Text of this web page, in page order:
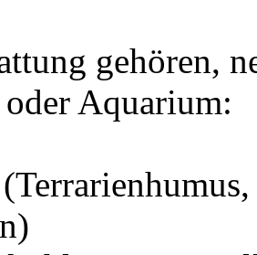
gehören,
Aquarium: